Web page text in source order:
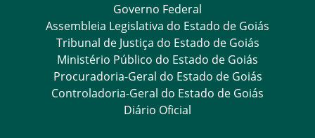
Governo Federal
Assembleia Legislativa do Estado de Goiás
Tribunal de Justiça do Estado de Goiás
Ministério Público do Estado de Goiás
Procuradoria-Geral do Estado de Goiás
Controladoria-Geral do Estado de Goiás
Diário Oficial